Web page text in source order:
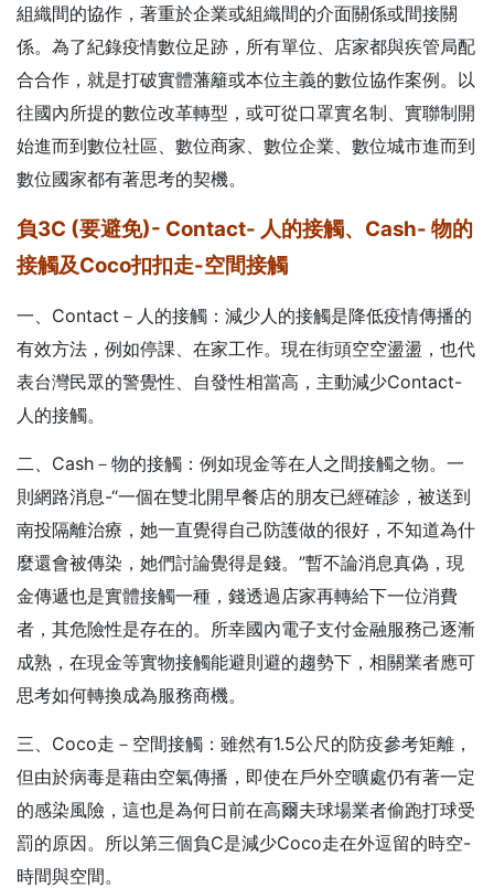
組織間的協作，著重於企業或組織間的介面關係或間接關
係。為了紀錄疫情數位足跡，所有單位、店家都與疾管局配
合合作，就是打破實體藩籬或本位主義的數位協作案例。以
往國內所提的數位改革轉型，或可從口罩實名制、實聯制開
始進而到數位社區、數位商家、數位企業、數位城市進而到
數位國家都有著思考的契機。
負3C (要避免)- Contact- 人的接觸、Cash- 物的
接觸及Coco扣扣走-空間接觸
一、Contact－人的接觸：減少人的接觸是降低疫情傳播的
有效方法，例如停課、在家工作。現在街頭空空盪盪，也代
表台灣民眾的警覺性、自發性相當高，主動減少Contact-
人的接觸。
二、Cash－物的接觸：例如現金等在人之間接觸之物。一
則網路消息-“一個在雙北開早餐店的朋友已經確診，被送到
南投隔離治療，她一直覺得自己防護做的很好，不知道為什
麼還會被傳染，她們討論覺得是錢。”暫不論消息真偽，現
金傳遞也是實體接觸一種，錢透過店家再轉給下一位消費
者，其危險性是存在的。所幸國內電子支付金融服務己逐漸
成熟，在現金等實物接觸能避則避的趨勢下，相關業者應可
思考如何轉換成為服務商機。
三、Coco走－空間接觸：雖然有1.5公尺的防疫參考矩離，
但由於病毒是藉由空氣傳播，即使在戶外空曠處仍有著一定
的感染風險，這也是為何日前在高爾夫球場業者偷跑打球受
罰的原因。所以第三個負C是減少Coco走在外逗留的時空-
時間與空間。